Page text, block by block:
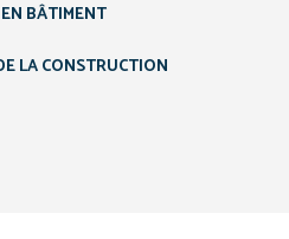
BÂTIMENT
LA CONSTRUCTION